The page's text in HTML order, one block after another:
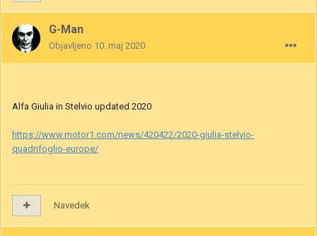
G-Man
Objavljeno 10. maj 2020
Alfa Giulia in Stelvio updated 2020
https://www.motor1.com/news/420422/2020-giulia-stelvio-
quadrifoglio-europe/
Navedek